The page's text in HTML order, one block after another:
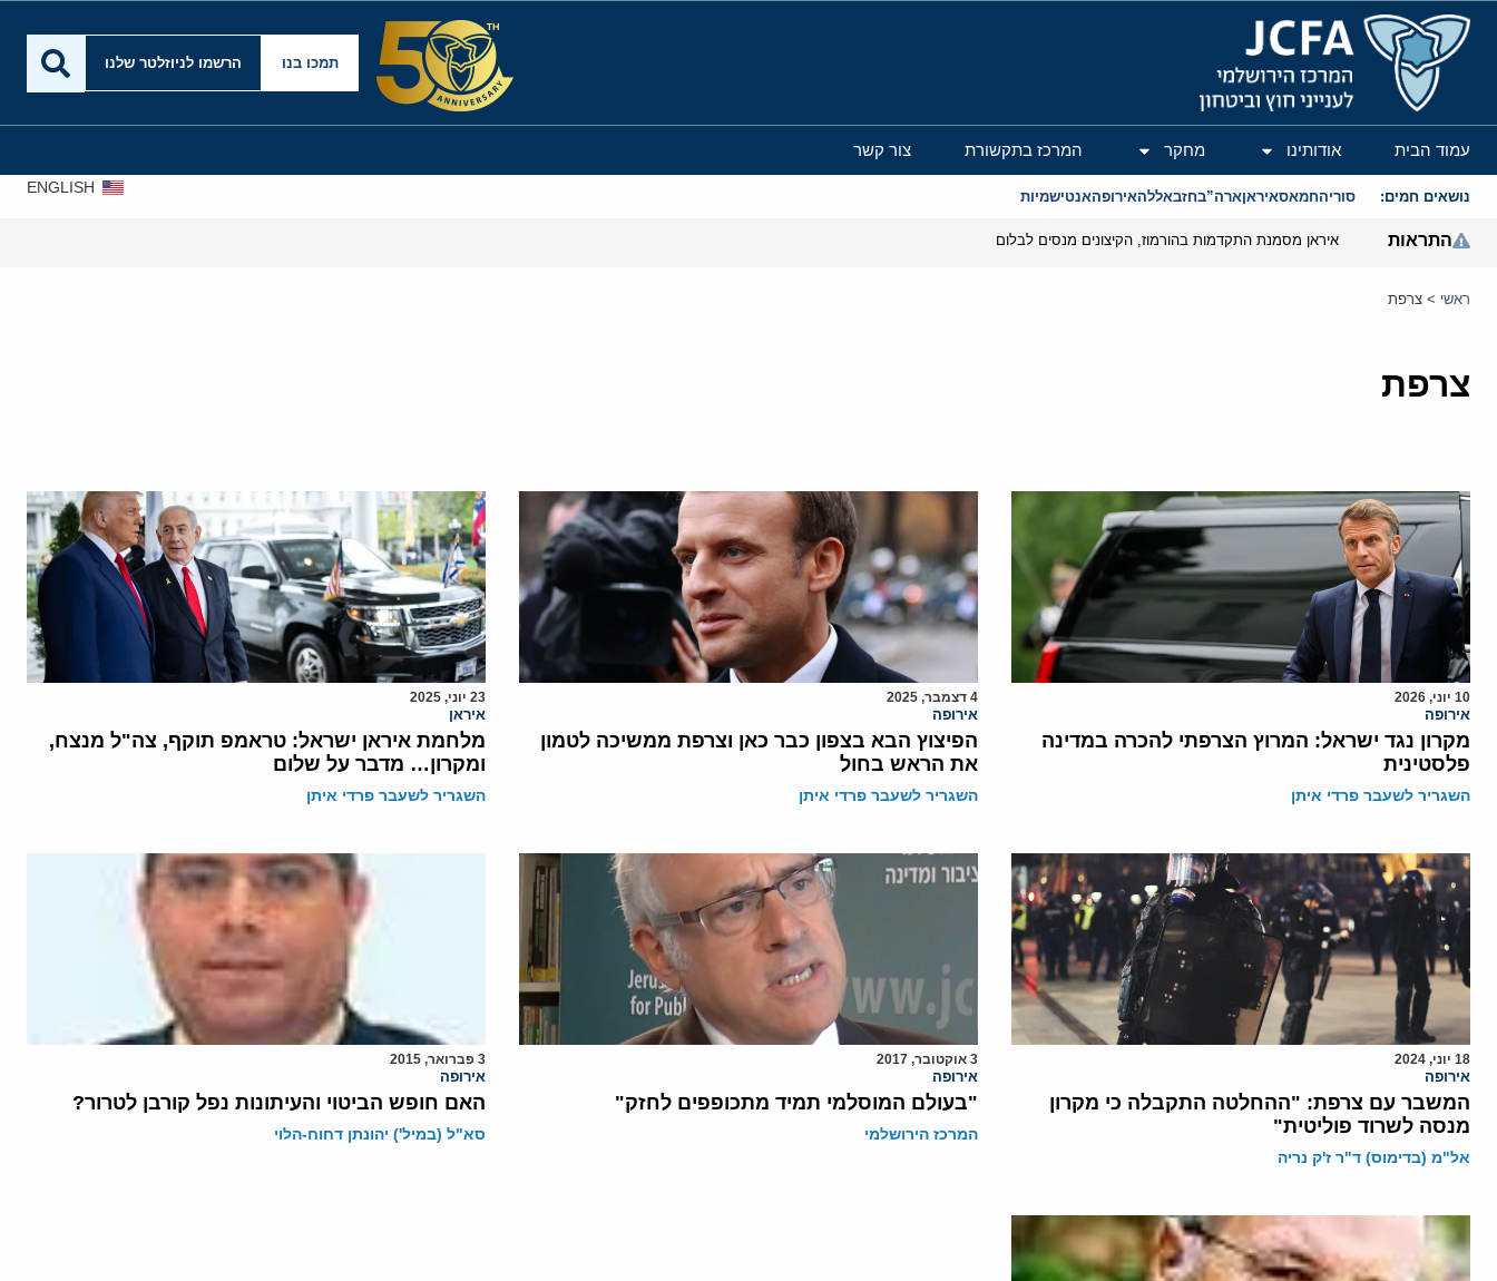
המרכז הירושלמי לענייני חוץ וביטחון
תמכו בנו הרשמו לניוזלטר שלנו
עמוד הבית אודותינו מחקר המרכז בתקשורת צור קשר
נושאים חמים: סוריהחמאסאיראןארה”בחזבאללהאירופהאנטישמיות
ENGLISH
התראות איראן מסמנת התקדמות בהורמוז, הקיצונים מנסים לבלום
ראשי > צרפת
צרפת
10 יוני, 2026
אירופה
מקרון נגד ישראל: המרוץ הצרפתי להכרה במדינה
פלסטינית
השגריר לשעבר פרדי איתן
4 דצמבר, 2025
אירופה
הפיצוץ הבא בצפון כבר כאן וצרפת ממשיכה לטמון
את הראש בחול
השגריר לשעבר פרדי איתן
23 יוני, 2025
איראן
מלחמת איראן ישראל: טראמפ תוקף, צה"ל מנצח,
ומקרון… מדבר על שלום
השגריר לשעבר פרדי איתן
18 יוני, 2024
אירופה
המשבר עם צרפת: "ההחלטה התקבלה כי מקרון
מנסה לשרוד פוליטית"
אל"מ (בדימוס) ד"ר ז'ק נריה
3 אוקטובר, 2017
אירופה
"בעולם המוסלמי תמיד מתכופפים לחזק"
המרכז הירושלמי
3 פברואר, 2015
אירופה
האם חופש הביטוי והעיתונות נפל קורבן לטרור?
סא"ל (במיל') יהונתן דחוח-הלוי